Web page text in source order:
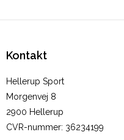
Kontakt
Hellerup Sport
Morgenvej 8
2900 Hellerup
CVR-nummer: 36234199